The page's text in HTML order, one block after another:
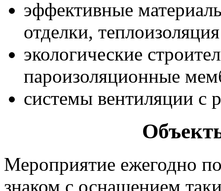
эффективные
отделки,
экологические
пароизоляционные
системы вентиляции с
Мероприятие ежегодно
знаком с оснащением